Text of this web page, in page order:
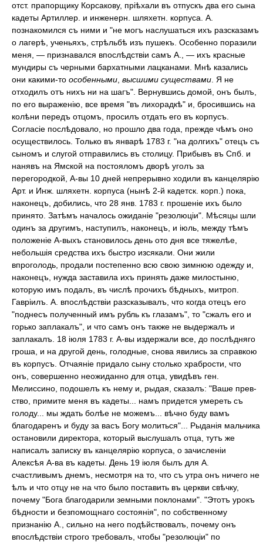
отст. прапорщику Корсакову, пріѣхали въ отпускъ два его сына
кадеты Артиллер. и инженерн. шляхетн. корпуса. А.
познакомился съ ними и "не могъ наслушаться ихъ разсказамъ
о лагерѣ, ученьяхъ, стрѣльбѣ изъ пушекъ. Особенно поразили
меня, — признавался впослѣдствіи самъ А., — ихъ красные
мундиры съ черными бархатными лацканами. Мнѣ казались
они какими-то особенными высшими существами . Я не
отходилъ отъ нихъ ни на шагъ". Вернувшись домой, онъ былъ,
по его выраженію, все время "въ лихорадкѣ" и, бросившись на
колѣни передъ отцомъ, просилъ отдать его въ корпусъ.
Согласіе послѣдовало, но прошло два года, прежде чѣмъ оно
осуществилось. Только въ январѣ 1783 г. "на долгихъ" отецъ съ
сыномъ и слугой отправились въ столицу. Прибывъ въ Спб. и
нанявъ на Ямской на постояломъ дворѣ уголъ за
перегородкой, А-вы 10 дней непрерывно ходили въ канцелярію
Арт. и Инж. шляхетн. корпуса (нынѣ 2-й кадетск. корп.) пока,
наконецъ, добились, что 28 янв. 1783 г. прошеніе ихъ было
принято. Затѣмъ началось ожиданіе "резолюціи". Мѣсяцы шли
одинъ за другимъ, наступилъ, наконецъ, и іюль, между тѣмъ
положеніе А-выхъ становилось день ото дня все тяжелѣе,
небольшія средства ихъ быстро изсякали. Они жили
впроголодь, продали постепенно всю свою зимнюю одежду и,
наконецъ, нужда заставила ихъ принять даже милостыню,
которую имъ подалъ, въ числѣ прочихъ бѣдныхъ, митроп.
Гавріилъ. А. впослѣдствіи разсказывалъ, что когда отецъ его
"поднесъ полученный имъ рубль къ глазамъ", то "сжалъ его и
горько заплакалъ", и что самъ онъ также не выдержалъ и
заплакалъ. 18 іюля 1783 г. А-вы издержали все, до послѣдняго
гроша, и на другой день, голодные, снова явились за справкою
въ корпусъ. Отчаяніе придало сыну столько храбрости, что
онъ, совершенно неожиданно для отца, увидѣвъ ген.
Мелиссино, подошелъ къ нему и, рыдая, сказалъ: "Ваше прев-
ство, примите меня въ кадеты... намъ придется умереть съ
голоду... мы ждать болѣе не можемъ... вѣчно буду вамъ
благодаренъ и буду за васъ Богу молиться"... Рыданія мальчика
остановили директора, который выслушалъ отца, тутъ же
написалъ записку въ канцелярію корпуса, о зачисленіи
Алексѣя А-ва въ кадеты. День 19 іюля былъ для А.
счастливымъ днемъ, несмотря на то, что съ утра онъ ничего не
ѣлъ и что отцу не на что было поставить въ церкви свѣчку,
почему "Бога благодарили земными поклонами". "Этотъ урокъ
бѣдности и безпомощнаго состоянія", по собственному
признанію А., сильно на него подѣйствовалъ, почему онъ
впослѣдствіи строго требовалъ, чтобы "резолюціи" по